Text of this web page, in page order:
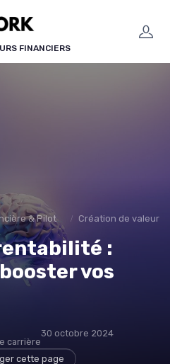
FINANCIERS
& Pilotage Création de valeur
:
vos
carrière
30 octobre 2024
cette page